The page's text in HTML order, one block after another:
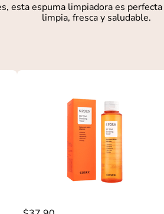
esta espuma limpiadora es
limpia, fresca y saludable.